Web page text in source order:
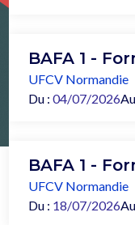
BAFA 1 -
UFCV Normandie
Du : 04/07/2026
BAFA 1 -
UFCV Normandie
Du : 18/07/2026